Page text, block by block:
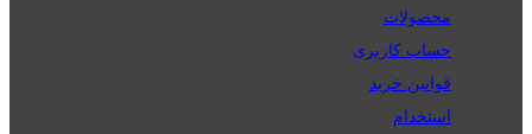
محصولات
حساب کاربری
قوانین خرید
استخدام